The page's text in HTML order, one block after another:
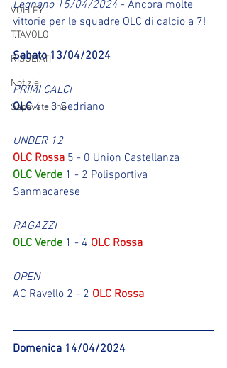
VOLLEY
T.TAVOLO
RISULTATI
Notizie
Sapevate che ...
Legnano 15/04/2024 - Ancora molte
vittorie per le squadre OLC di calcio a 7!
Sabato 13/04/2024
PRIMI CALCI
OLC 4 - 3 Sedriano
UNDER 12
OLC Rossa 5 - 0 Union Castellanza
OLC Verde 1 - 2 Polisportiva
Sanmacarese
RAGAZZI
OLC Verde 1 - 4 OLC Rossa
OPEN
AC Ravello 2 - 2 OLC Rossa
Domenica 14/04/2024